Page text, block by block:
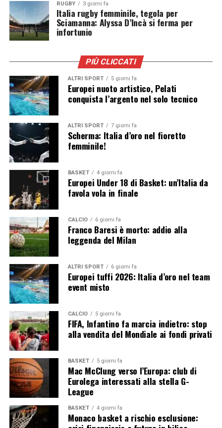
RUGBY 3 giorni fa
Italia rugby femminile, tegola per
Sciamanna: Alyssa D’Incà si ferma per
infortunio
PIÙ CLICCATI
ALTRI SPORT 5 giorni fa
Europei nuoto artistico, Pelati
conquista l’argento nel solo tecnico
ALTRI SPORT 7 giorni fa
Scherma: Italia d’oro nel fioretto
femminile!
BASKET 4 giorni fa
Europei Under 18 di Basket: un’Italia da
favola vola in finale
CALCIO 6 giorni fa
Franco Baresi è morto: addio alla
leggenda del Milan
ALTRI SPORT 6 giorni fa
Europei tuffi 2026: Italia d’oro nel team
event misto
CALCIO 5 giorni fa
FIFA, Infantino fa marcia indietro: stop
alla vendita del Mondiale ai fondi privati
BASKET 5 giorni fa
Mac McClung verso l’Europa: club di
Eurolega interessati alla stella G-
League
BASKET 4 giorni fa
Monaco basket a rischio esclusione: